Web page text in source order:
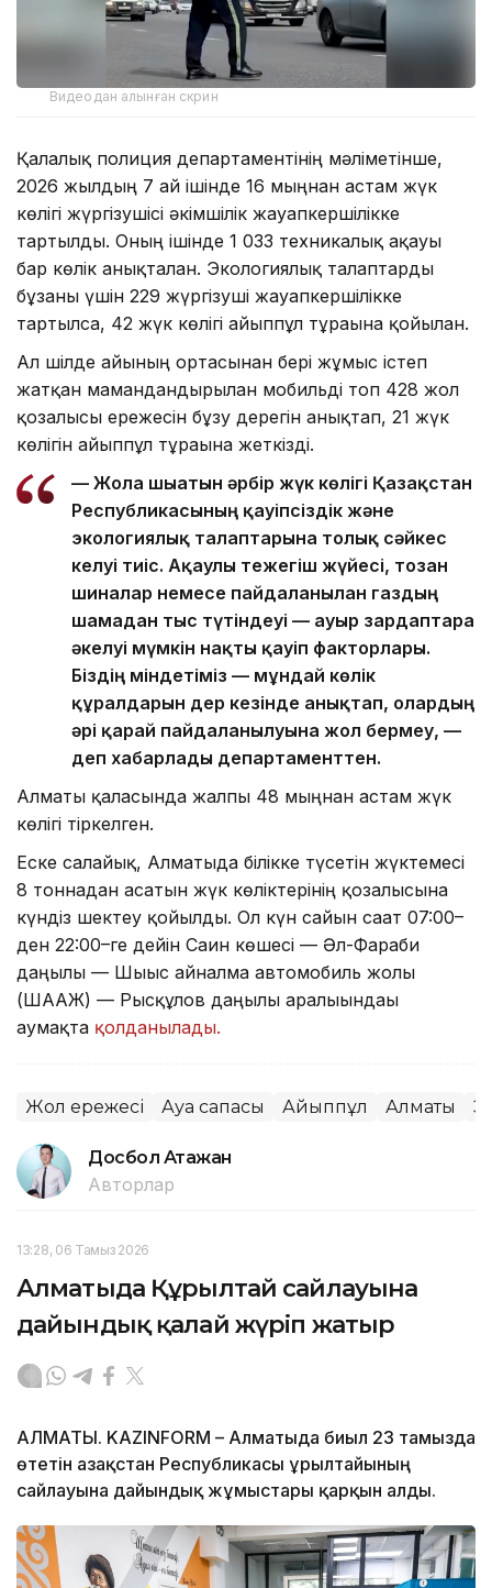
Видеодан алынған скрин
Қалалық полиция департаментінің мәліметінше,
2026 жылдың 7 ай ішінде 16 мыңнан астам жүк
көлігі жүргізушісі әкімшілік жауапкершілікке
тартылды. Оның ішінде 1 033 техникалық ақауы
бар көлік анықталған. Экологиялық талаптарды
бұзғаны үшін 229 жүргізуші жауапкершілікке
тартылса, 42 жүк көлігі айыппұл тұрағына қойылған.
Ал шілде айының ортасынан бері жұмыс істеп
жатқан мамандандырылған мобильді топ 428 жол
қозғалысы ережесін бұзу дерегін анықтап, 21 жүк
көлігін айыппұл тұрағына жеткізді.
— Жолға шығатын әрбір жүк көлігі Қазақстан
Республикасының қауіпсіздік және
экологиялық талаптарына толық сәйкес
келуі тиіс. Ақаулы тежегіш жүйесі, тозған
шиналар немесе пайдаланылған газдың
шамадан тыс түтіндеуі — ауыр зардаптарға
әкелуі мүмкін нақты қауіп факторлары.
Біздің міндетіміз — мұндай көлік
құралдарын дер кезінде анықтап, олардың
әрі қарай пайдаланылуына жол бермеу, —
деп хабарлады департаменттен.
Алматы қаласында жалпы 48 мыңнан астам жүк
көлігі тіркелген.
Еске салайық, Алматыда білікке түсетін жүктемесі
8 тоннадан асатын жүк көліктерінің қозғалысына
күндіз шектеу қойылды. Ол күн сайын сағат 07:00–
ден 22:00–ге дейін Саин көшесі — Әл-Фараби
даңғылы — Шығыс айналма автомобиль жолы
(ШААЖ) — Рысқұлов даңғылы аралығындағы
аумақта қолданылады.
Жол ережесі Ауа сапасы Айыппұл Алматы
Досбол Атажан
Авторлар
13:28, 06 Тамыз 2026
Алматыда Құрылтай сайлауына
дайындық қалай жүріп жатыр
АЛМАТЫ. KAZINFORM – Алматыда биыл 23 тамызда
өтетін Қазақстан Республикасы Құрылтайының
сайлауына дайындық жұмыстары қарқын алды.